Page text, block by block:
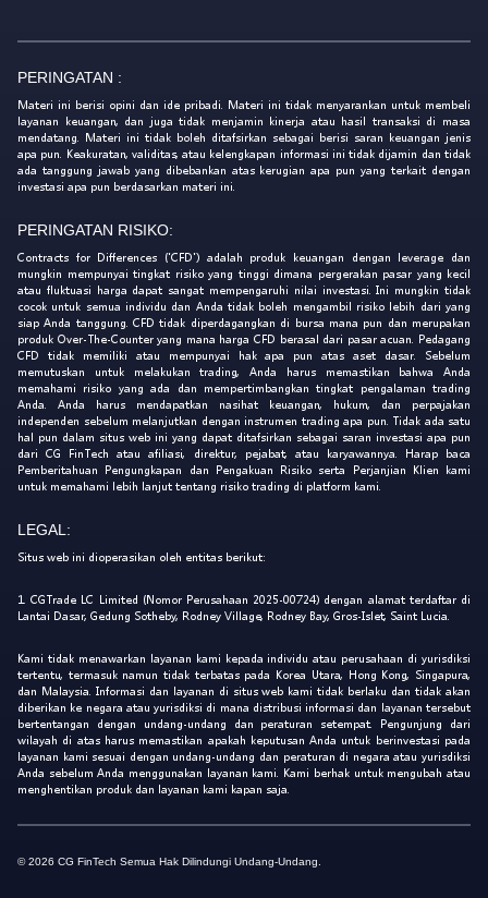
PERINGATAN :
Materi ini berisi opini dan ide pribadi. Materi ini tidak menyarankan untuk membeli
layanan keuangan, dan juga tidak menjamin kinerja atau hasil transaksi di masa
mendatang. Materi ini tidak boleh ditafsirkan sebagai berisi saran keuangan jenis
apa pun. Keakuratan, validitas, atau kelengkapan informasi ini tidak dijamin dan tidak
ada tanggung jawab yang dibebankan atas kerugian apa pun yang terkait dengan
investasi apa pun berdasarkan materi ini.
PERINGATAN RISIKO:
Contracts for Differences ('CFD') adalah produk keuangan dengan leverage dan
mungkin mempunyai tingkat risiko yang tinggi dimana pergerakan pasar yang kecil
atau fluktuasi harga dapat sangat mempengaruhi nilai investasi. Ini mungkin tidak
cocok untuk semua individu dan Anda tidak boleh mengambil risiko lebih dari yang
siap Anda tanggung. CFD tidak diperdagangkan di bursa mana pun dan merupakan
produk Over-The-Counter yang mana harga CFD berasal dari pasar acuan. Pedagang
CFD tidak memiliki atau mempunyai hak apa pun atas aset dasar. Sebelum
memutuskan untuk melakukan trading, Anda harus memastikan bahwa Anda
memahami risiko yang ada dan mempertimbangkan tingkat pengalaman trading
Anda. Anda harus mendapatkan nasihat keuangan, hukum, dan perpajakan
independen sebelum melanjutkan dengan instrumen trading apa pun. Tidak ada satu
hal pun dalam situs web ini yang dapat ditafsirkan sebagai saran investasi apa pun
dari CG FinTech atau afiliasi, direktur, pejabat, atau karyawannya. Harap baca
Pemberitahuan Pengungkapan dan Pengakuan Risiko serta Perjanjian Klien kami
untuk memahami lebih lanjut tentang risiko trading di platform kami.
LEGAL:
Situs web ini dioperasikan oleh entitas berikut:
1. CGTrade LC Limited (Nomor Perusahaan 2025-00724) dengan alamat terdaftar di
Lantai Dasar, Gedung Sotheby, Rodney Village, Rodney Bay, Gros-Islet, Saint Lucia.
Kami tidak menawarkan layanan kami kepada individu atau perusahaan di yurisdiksi
tertentu, termasuk namun tidak terbatas pada Korea Utara, Hong Kong, Singapura,
dan Malaysia. Informasi dan layanan di situs web kami tidak berlaku dan tidak akan
diberikan ke negara atau yurisdiksi di mana distribusi informasi dan layanan tersebut
bertentangan dengan undang-undang dan peraturan setempat. Pengunjung dari
wilayah di atas harus memastikan apakah keputusan Anda untuk berinvestasi pada
layanan kami sesuai dengan undang-undang dan peraturan di negara atau yurisdiksi
Anda sebelum Anda menggunakan layanan kami. Kami berhak untuk mengubah atau
menghentikan produk dan layanan kami kapan saja.
© 2026 CG FinTech Semua Hak Dilindungi Undang-Undang.